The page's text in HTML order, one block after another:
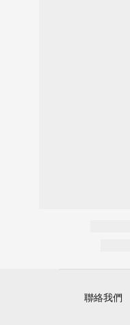
聯絡我們